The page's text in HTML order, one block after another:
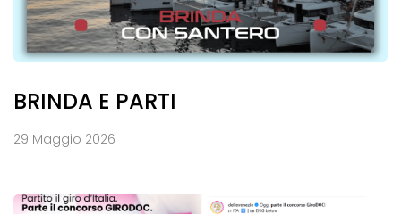
BRINDA E PARTI
29 Maggio 2026